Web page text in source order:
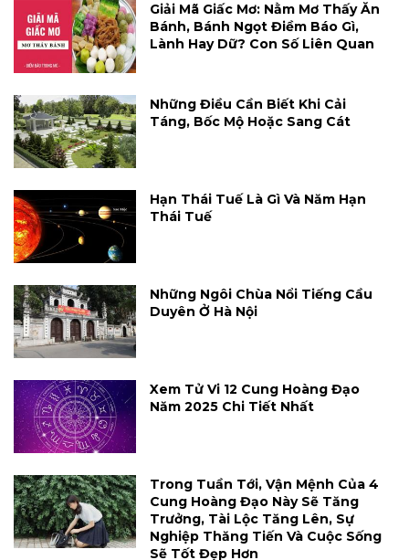
Giải Mã Giấc Mơ: Nằm Mơ Thấy Ăn
Bánh, Bánh Ngọt Điềm Báo Gì,
Lành Hay Dữ? Con Số Liên Quan
Những Điều Cần Biết Khi Cải
Táng, Bốc Mộ Hoặc Sang Cát
Hạn Thái Tuế Là Gì Và Năm Hạn
Thái Tuế
Những Ngôi Chùa Nổi Tiếng Cầu
Duyên Ở Hà Nội
Xem Tử Vi 12 Cung Hoàng Đạo
Năm 2025 Chi Tiết Nhất
Trong Tuần Tới, Vận Mệnh Của 4
Cung Hoàng Đạo Này Sẽ Tăng
Trưởng, Tài Lộc Tăng Lên, Sự
Nghiệp Thăng Tiến Và Cuộc Sống
Sẽ Tốt Đẹp Hơn